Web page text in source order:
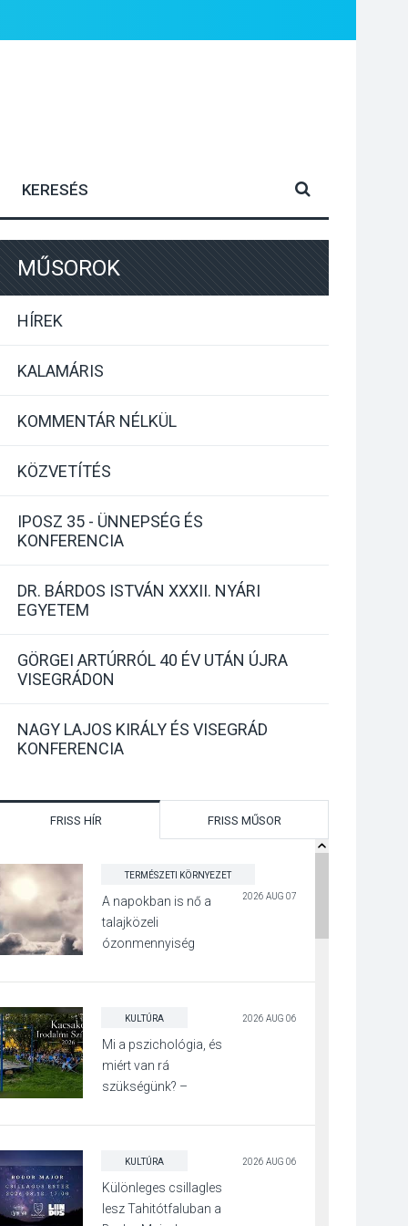
MŰSOROK
HÍREK
KALAMÁRIS
KOMMENTÁR NÉLKÜL
KÖZVETÍTÉS
IPOSZ 35 - ÜNNEPSÉG ÉS
KONFERENCIA
DR. BÁRDOS ISTVÁN XXXII. NYÁRI
EGYETEM
GÖRGEI ARTÚRRÓL 40 ÉV UTÁN ÚJRA
VISEGRÁDON
NAGY LAJOS KIRÁLY ÉS VISEGRÁD
KONFERENCIA
FRISS HÍR FRISS MŰSOR
TERMÉSZETI KÖRNYEZET
2026 AUG 07
A napokban is nő a
talajközeli
ózonmennyiség
KULTÚRA 2026 AUG 06
Mi a pszichológia, és
miért van rá
szükségünk? –
Irodalmi Színpadon
KULTÚRA 2026 AUG 06
Különleges csillagles
lesz Tahitótfaluban a